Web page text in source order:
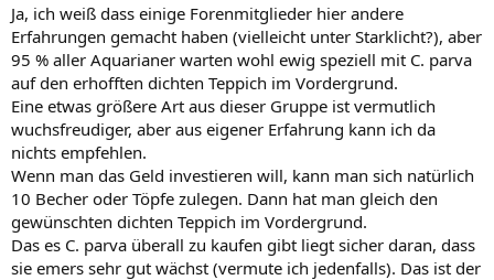
Ja, ich weiß dass einige Forenmitglieder hier andere
Erfahrungen gemacht haben (vielleicht unter Starklicht?), aber
95 % aller Aquarianer warten wohl ewig speziell mit C. parva
auf den erhofften dichten Teppich im Vordergrund.
Eine etwas größere Art aus dieser Gruppe ist vermutlich
wuchsfreudiger, aber aus eigener Erfahrung kann ich da
nichts empfehlen.
Wenn man das Geld investieren will, kann man sich natürlich
10 Becher oder Töpfe zulegen. Dann hat man gleich den
gewünschten dichten Teppich im Vordergrund.
Das es C. parva überall zu kaufen gibt liegt sicher daran, dass
sie emers sehr gut wächst (vermute ich jedenfalls). Das ist der